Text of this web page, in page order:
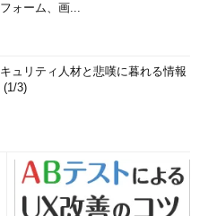
ォーム、画...
ュリティ人材と悲嘆に暮れる情報
(1/3)